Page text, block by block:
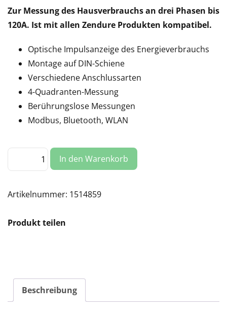
Zur Messung des Hausverbrauchs an drei Phasen bis
120A. Ist mit allen Zendure Produkten kompatibel.
Optische Impulsanzeige des Energieverbrauchs
Montage auf DIN-Schiene
Verschiedene Anschlussarten
4-Quadranten-Messung
Berührungslose Messungen
Modbus, Bluetooth, WLAN
Shelly
Energiemessgerät
Pro
Menge
In den Warenkorb
Artikelnummer: 1514859
Produkt teilen
Beschreibung